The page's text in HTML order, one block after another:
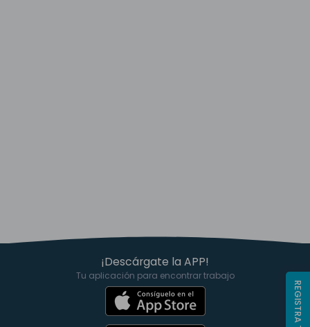
¡Descárgate la APP!
Tu aplicación para encontrar trabajo